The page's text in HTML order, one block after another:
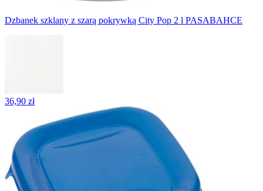
Dzbanek szklany z szarą pokrywką City Pop 2 l PASABAHCE
36,90 zł